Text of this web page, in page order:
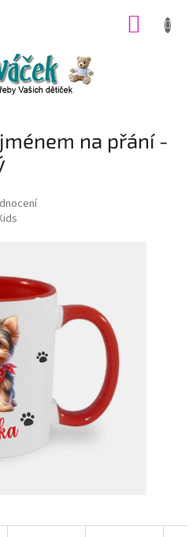
na přání -